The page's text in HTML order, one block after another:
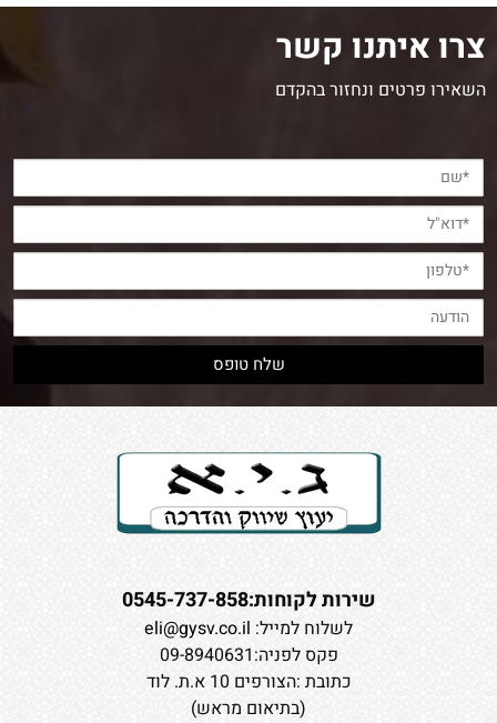
צרו איתנו קשר
השאירו פרטים ונחזור בהקדם
שירות לקוחות:0545-737-858
לשלוח למייל: eli@gysv.co.il
פקס לפניה:09-8940631
כתובת :הצורפים 10 א.ת. לוד
(בתיאום מראש)